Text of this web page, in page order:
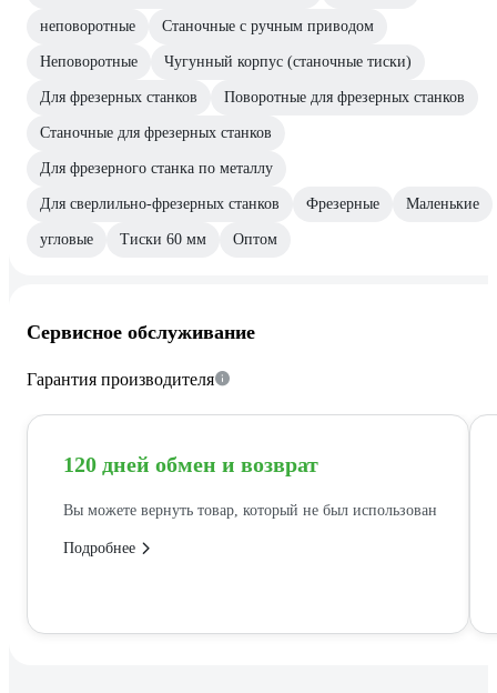
неповоротные Станочные с ручным приводом
Неповоротные Чугунный корпус (станочные тиски)
Для фрезерных станков Поворотные для фрезерных станков
Станочные для фрезерных станков
Для фрезерного станка по металлу
Для сверлильно-фрезерных станков Фрезерные Маленькие
угловые Тиски 60 мм Оптом
Сервисное обслуживание
Гарантия производителя
120 дней обмен и возврат
Вы можете вернуть товар, который не был использован
Подробнее